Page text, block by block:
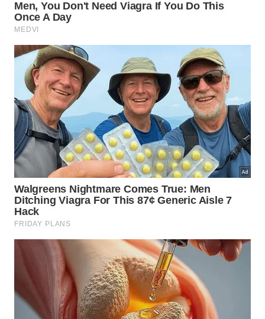
​A apenas 130 km da capital paulista, a “Capital
Nacional das Flores” é um pedaço da Holanda nos
cidade alia arquitetura típica e gastronomia
europeia a uma robusta economia de cultivo de
flores. O icônico Moinho Povos Unidos, maior da
América Latina, coroa o cenário.
​Lençóis (BA)